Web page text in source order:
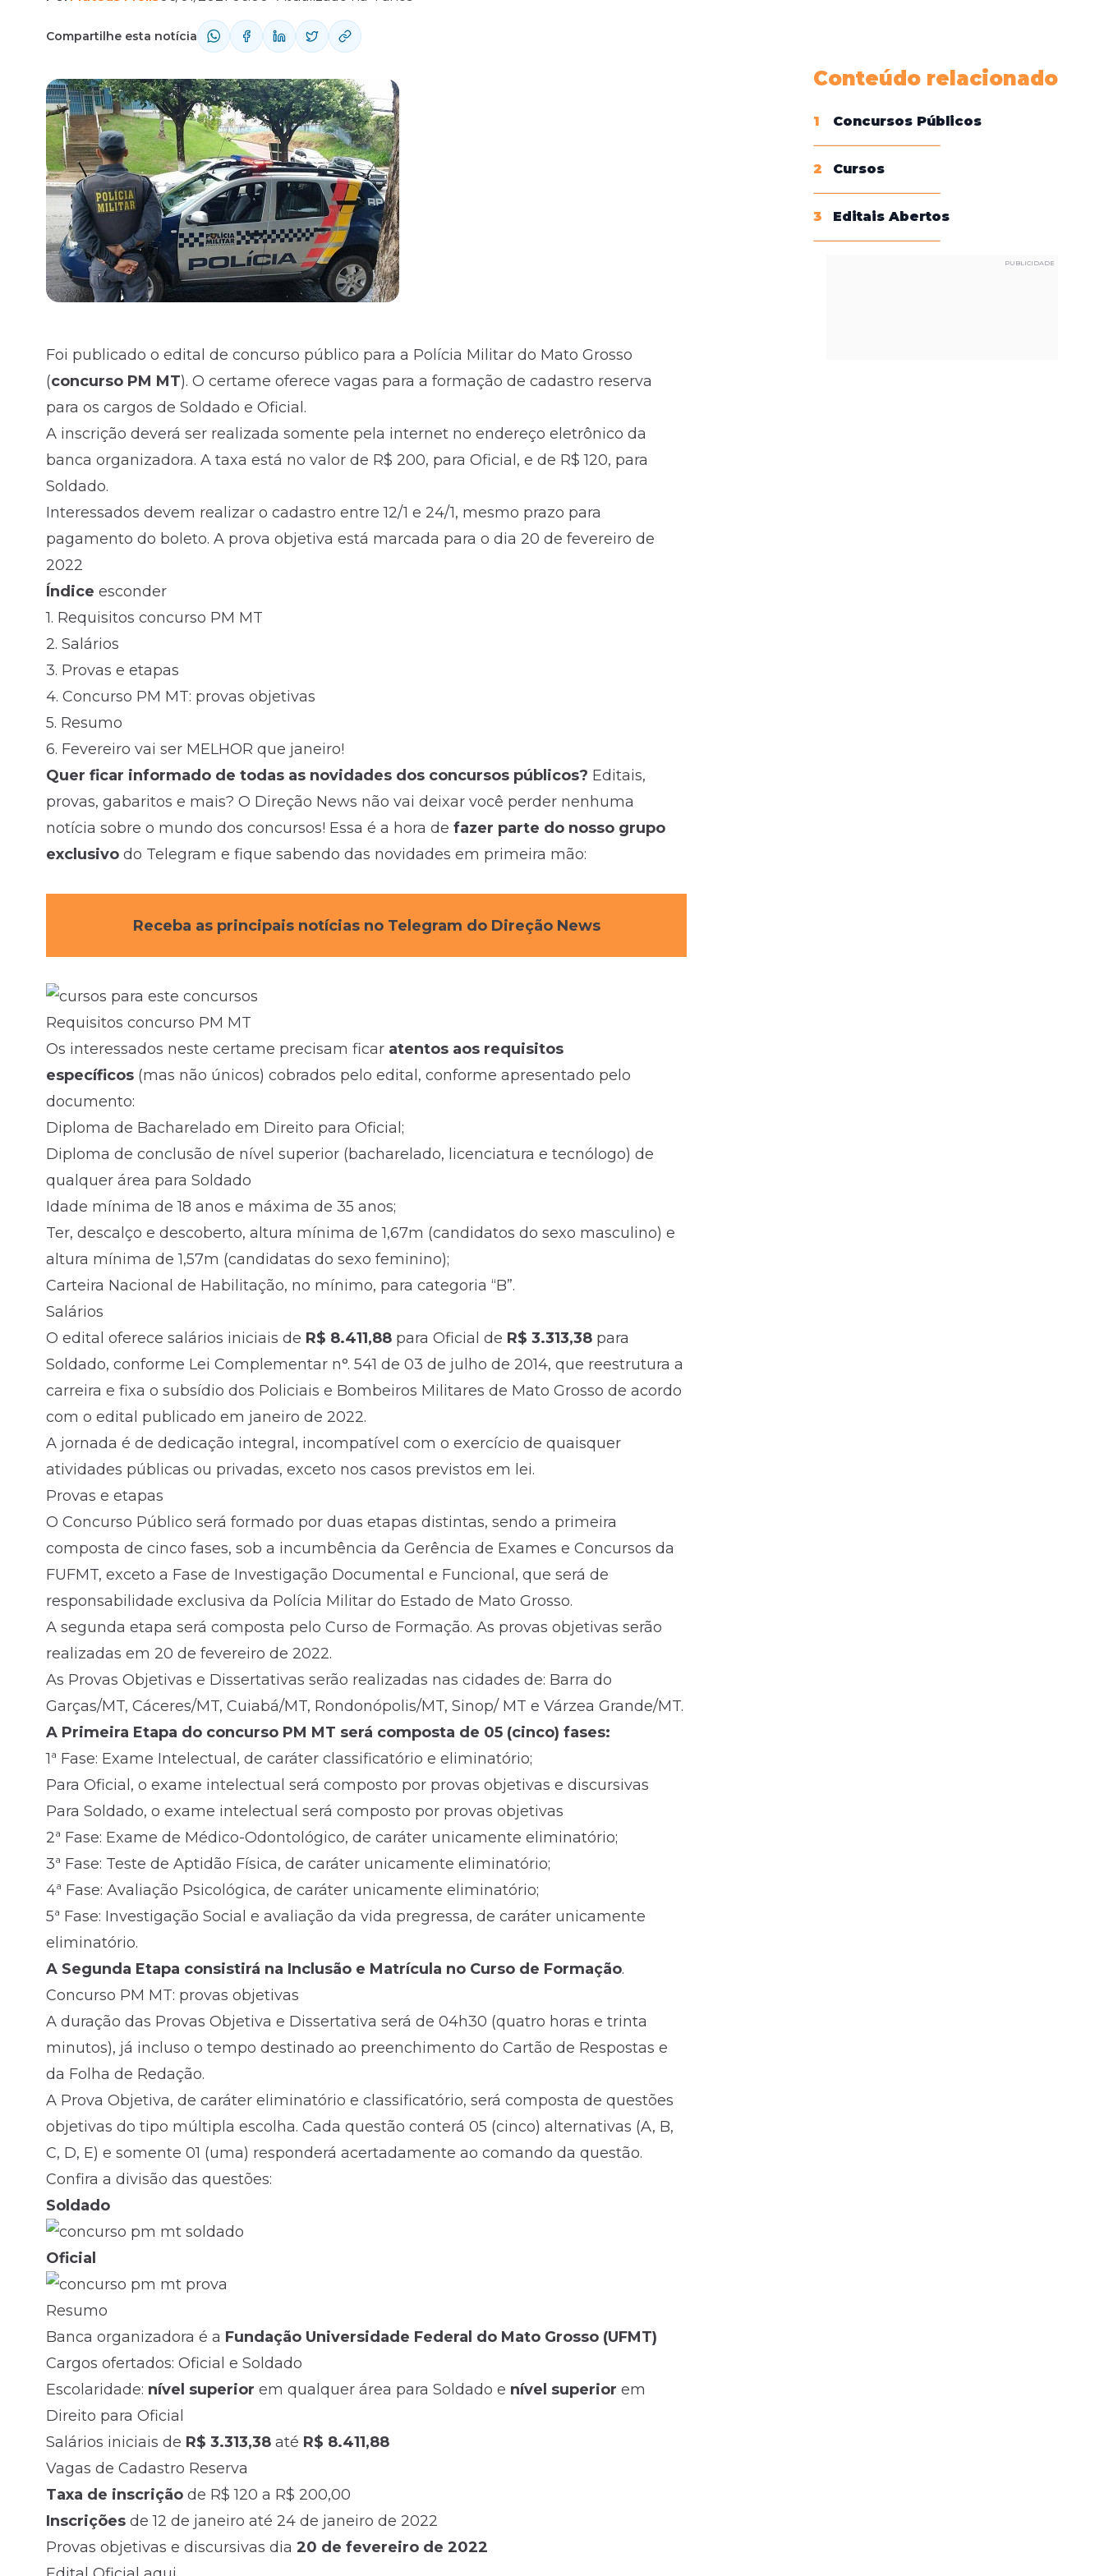
Fale com o time comercial
Compartilhe esta notícia
Foi publicado o edital de concurso público para a Polícia Militar do Mato Grosso
(concurso PM MT). O certame oferece vagas para a formação de cadastro reserva
para os cargos de Soldado e Oficial.
A inscrição deverá ser realizada somente pela internet no endereço eletrônico da
banca organizadora. A taxa está no valor de R$ 200, para Oficial, e de R$ 120, para
Soldado.
Interessados devem realizar o cadastro entre 12/1 e 24/1, mesmo prazo para
pagamento do boleto. A prova objetiva está marcada para o dia 20 de fevereiro de
2022
Índice esconder
1. Requisitos concurso PM MT
2. Salários
3. Provas e etapas
4. Concurso PM MT: provas objetivas
5. Resumo
6. Fevereiro vai ser MELHOR que janeiro!
Quer ficar informado de todas as novidades dos concursos públicos? Editais,
provas, gabaritos e mais? O Direção News não vai deixar você perder nenhuma
notícia sobre o mundo dos concursos! Essa é a hora de fazer parte do nosso grupo
exclusivo do Telegram e fique sabendo das novidades em primeira mão:
Receba as principais notícias no Telegram do Direção News
Requisitos concurso PM MT
Os interessados neste certame precisam ficar atentos aos requisitos
específicos (mas não únicos) cobrados pelo edital, conforme apresentado pelo
documento:
Diploma de Bacharelado em Direito para Oficial;
Diploma de conclusão de nível superior (bacharelado, licenciatura e tecnólogo) de
qualquer área para Soldado
Idade mínima de 18 anos e máxima de 35 anos;
Ter, descalço e descoberto, altura mínima de 1,67m (candidatos do sexo masculino) e
altura mínima de 1,57m (candidatas do sexo feminino);
Carteira Nacional de Habilitação, no mínimo, para categoria “B”.
Salários
O edital oferece salários iniciais de R$ 8.411,88 para Oficial de R$ 3.313,38 para
Soldado, conforme Lei Complementar n°. 541 de 03 de julho de 2014, que reestrutura a
carreira e fixa o subsídio dos Policiais e Bombeiros Militares de Mato Grosso de acordo
com o edital publicado em janeiro de 2022.
A jornada é de dedicação integral, incompatível com o exercício de quaisquer
atividades públicas ou privadas, exceto nos casos previstos em lei.
Provas e etapas
O Concurso Público será formado por duas etapas distintas, sendo a primeira
composta de cinco fases, sob a incumbência da Gerência de Exames e Concursos da
FUFMT, exceto a Fase de Investigação Documental e Funcional, que será de
responsabilidade exclusiva da Polícia Militar do Estado de Mato Grosso.
A segunda etapa será composta pelo Curso de Formação. As provas objetivas serão
realizadas em 20 de fevereiro de 2022.
As Provas Objetivas e Dissertativas serão realizadas nas cidades de: Barra do
Garças/MT, Cáceres/MT, Cuiabá/MT, Rondonópolis/MT, Sinop/ MT e Várzea Grande/MT.
A Primeira Etapa do concurso PM MT será composta de 05 (cinco) fases:
1ª Fase: Exame Intelectual, de caráter classificatório e eliminatório;
Para Oficial, o exame intelectual será composto por provas objetivas e discursivas
Para Soldado, o exame intelectual será composto por provas objetivas
2ª Fase: Exame de Médico-Odontológico, de caráter unicamente eliminatório;
3ª Fase: Teste de Aptidão Física, de caráter unicamente eliminatório;
4ª Fase: Avaliação Psicológica, de caráter unicamente eliminatório;
5ª Fase: Investigação Social e avaliação da vida pregressa, de caráter unicamente
eliminatório.
A Segunda Etapa consistirá na Inclusão e Matrícula no Curso de Formação.
Concurso PM MT: provas objetivas
A duração das Provas Objetiva e Dissertativa será de 04h30 (quatro horas e trinta
minutos), já incluso o tempo destinado ao preenchimento do Cartão de Respostas e
da Folha de Redação.
A Prova Objetiva, de caráter eliminatório e classificatório, será composta de questões
objetivas do tipo múltipla escolha. Cada questão conterá 05 (cinco) alternativas (A, B,
C, D, E) e somente 01 (uma) responderá acertadamente ao comando da questão.
Confira a divisão das questões:
Soldado
Oficial
Resumo
Banca organizadora é a Fundação Universidade Federal do Mato Grosso (UFMT)
Cargos ofertados: Oficial e Soldado
Escolaridade: nível superior em qualquer área para Soldado e nível superior em
Direito para Oficial
Salários iniciais de R$ 3.313,38 até R$ 8.411,88
Vagas de Cadastro Reserva
Taxa de inscrição de R$ 120 a R$ 200,00
Inscrições de 12 de janeiro até 24 de janeiro de 2022
Provas objetivas e discursivas dia 20 de fevereiro de 2022
Conteúdo relacionado
1 Concursos Públicos
2 Cursos
3 Editais Abertos
PUBLICIDADE